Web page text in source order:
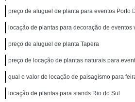
preço de aluguel de planta para eventos Porto
locação de plantas para decoração de
preço de aluguel de planta Tapera
preço de locação de plantas naturais para
qual o valor de locação de paisagismo para
locação de plantas para stands Rio do Sul